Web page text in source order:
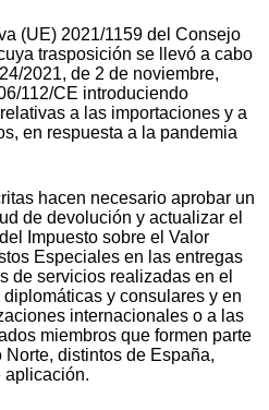
(UE) 2021/1159 del Consejo
trasposición se llevó a cabo
2021, de 2 de noviembre,
112/CE introduciendo
a las importaciones y a
en respuesta a la pandemia
hacen necesario aprobar un
de devolución y actualizar el
Impuesto sobre el Valor
Especiales en las entregas
de servicios realizadas en el
y consulares y en
internacionales o a las
miembros que formen parte
distintos de España,
aplicación.